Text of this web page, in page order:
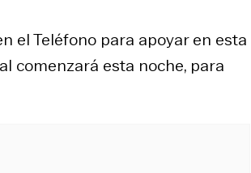
el Teléfono para apoyar en esta
comenzará esta noche, para